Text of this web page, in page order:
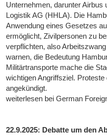
Unternehmen, darunter Airbus
Logistik AG (HHLA). Die
Anwendung eines Gesetzes
ermöglicht, Zivilpersonen zu
verpflichten, also
warnen, die Bedeutung
Militärtransporte mache die
wichtigen Angriffsziel.
angekündigt.
weiterlesen bei German
22.9.2025: Debatte um den